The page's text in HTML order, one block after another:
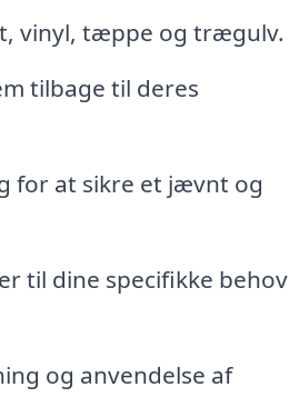
vinyl, tæppe og trægulv.
tilbage til deres
for at sikre et jævnt og
til dine specifikke behov
og anvendelse af